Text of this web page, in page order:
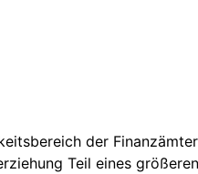
der
Teil eines